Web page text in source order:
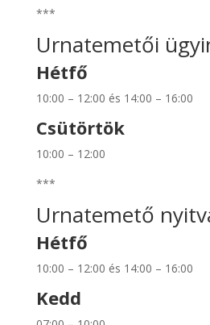
***
Urnatemetői
Hétfő
10:00 – 12:00 és 14:00 – 16:00
Csütörtök
10:00 – 12:00
***
Urnatemető
Hétfő
10:00 – 12:00 és 14:00 – 16:00
Kedd